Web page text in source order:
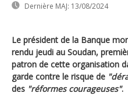
Dernière MAJ: 13/08/2024
Le président de la Banque
rendu jeudi au Soudan,
patron de cette organisation
garde contre le risque de
des "réformes courageuses".